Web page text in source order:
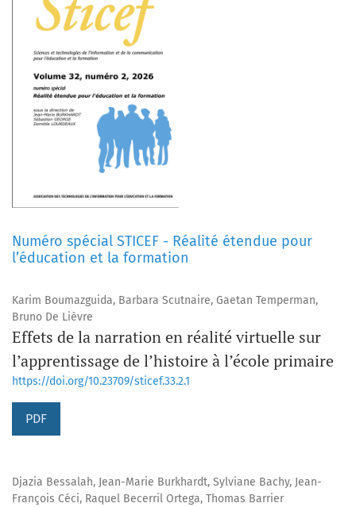
Numéro spécial STICEF - Réalité étendue pour
l’éducation et la formation
Karim Boumazguida, Barbara Scutnaire, Gaetan Temperman,
Bruno De Lièvre
Effets de la narration en réalité virtuelle sur
l’apprentissage de l’histoire à l’école primaire
https://doi.org/10.23709/sticef.33.2.1
PDF
Djazia Bessalah, Jean-Marie Burkhardt, Sylviane Bachy, Jean-
François Céci, Raquel Becerril Ortega, Thomas Barrier